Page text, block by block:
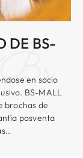
DE BS-
Bs
en socio
BS-MALL
brochas de
posventa